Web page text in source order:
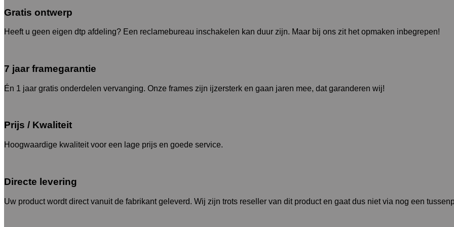
Gratis ontwerp
Heeft u geen eigen dtp afdeling? Een reclamebureau inschakelen kan duur zijn. Maar bij ons zit het opmaken inbegrepen!
7 jaar framegarantie
Én 1 jaar gratis onderdelen vervanging. Onze frames zijn ijzersterk en gaan jaren mee, dat garanderen wij!
Prijs / Kwaliteit
Hoogwaardige kwaliteit voor een lage prijs en goede service.
Directe levering
Uw product wordt direct vanuit de fabrikant geleverd. Wij zijn trots reseller van dit product en gaat dus niet via nog een